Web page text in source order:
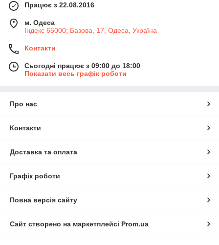
Працює з 22.08.2016
м. Одеса
Індекс 65000; Базова, 17, Одеса, Україна
Контакти
Сьогодні працює з 09:00 до 18:00
Показати весь графік роботи
Про нас
Контакти
Доставка та оплата
Графік роботи
Повна версія сайту
Сайт створено на маркетплейсі Prom.ua